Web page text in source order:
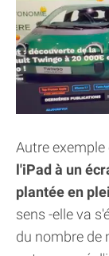
Autre exemple
l'iPad à un
plantée en
sens -elle va
du nombre de